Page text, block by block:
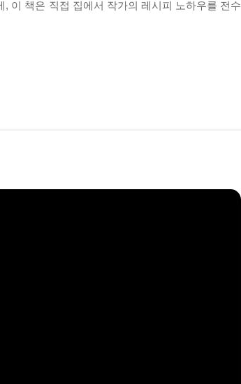
이 책은 직접 집에서 작가의 레시피 노하우를 전수